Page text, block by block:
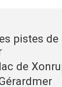
pistes
de